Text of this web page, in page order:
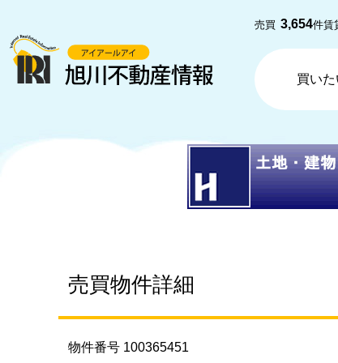
売買 3,654件賃
買いた
売買物件詳細
物件番号 100365451